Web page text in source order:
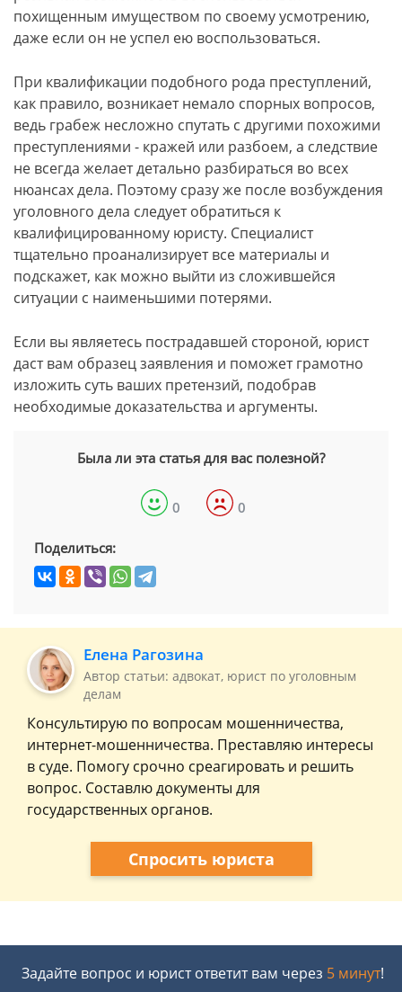
похищенным имуществом по своему усмотрению,
даже если он не успел ею воспользоваться.
При квалификации подобного рода преступлений,
как правило, возникает немало спорных вопросов,
ведь грабеж несложно спутать с другими похожими
преступлениями - кражей или разбоем, а следствие
не всегда желает детально разбираться во всех
нюансах дела. Поэтому сразу же после возбуждения
уголовного дела следует обратиться к
квалифицированному юристу. Специалист
тщательно проанализирует все материалы и
подскажет, как можно выйти из сложившейся
ситуации с наименьшими потерями.
Если вы являетесь пострадавшей стороной, юрист
даст вам образец заявления и поможет грамотно
изложить суть ваших претензий, подобрав
необходимые доказательства и аргументы.
Была ли эта статья для вас полезной?
0 0
Поделиться:
Елена Рагозина
Автор статьи: адвокат, юрист по уголовным
делам
Консультирую по вопросам мошенничества,
интернет-мошенничества. Преставляю интересы
в суде. Помогу срочно среагировать и решить
вопрос. Составлю документы для
государственных органов.
Спросить юриста
Задайте вопрос и юрист ответит вам через 5 минут!